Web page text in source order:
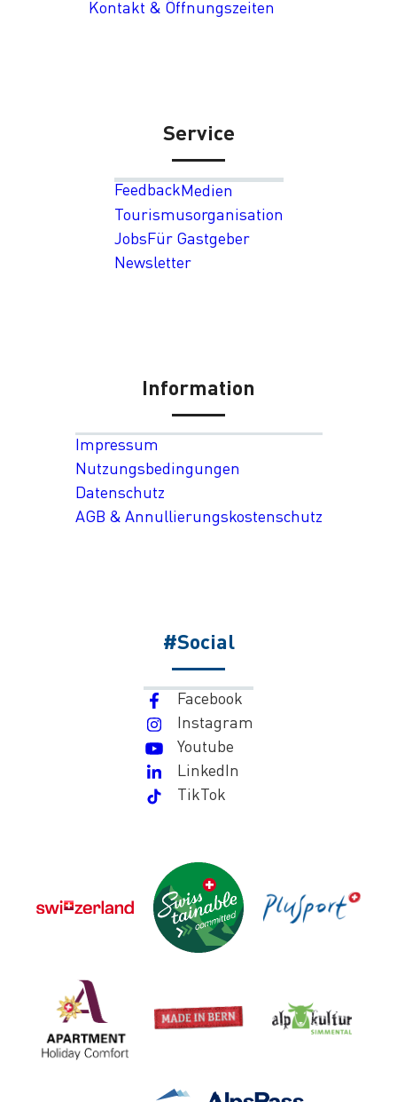
Kontakt & Öffnungszeiten
Service
FeedbackMedien
Tourismusorganisation
JobsFür Gastgeber
Newsletter
Information
Impressum
Nutzungsbedingungen
Datenschutz
AGB & Annullierungskostenschutz
#Social
Facebook
Instagram
Youtube
LinkedIn
TikTok